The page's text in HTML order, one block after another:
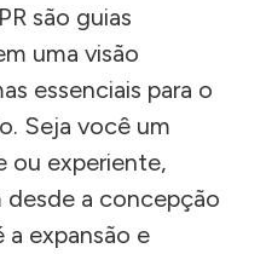
são guias
uma visão
essenciais para o
Seja você um
ou experiente,
desde a concepção
expansão e